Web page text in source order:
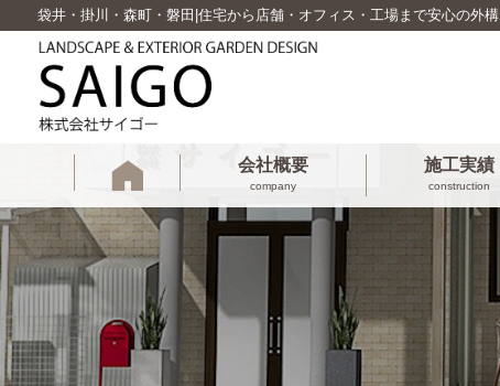
袋井・掛川・森町・磐田|住宅から店舗・オフィス・工場まで安心の外
会社概要
company
施工実績
construction